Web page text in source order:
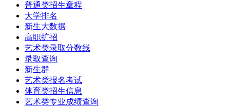
普通类招生章程
大学排名
新生大数据
高职扩招
艺术类录取分数线
录取查询
新生群
艺术类报名考试
体育类招生信息
艺术类专业成绩查询